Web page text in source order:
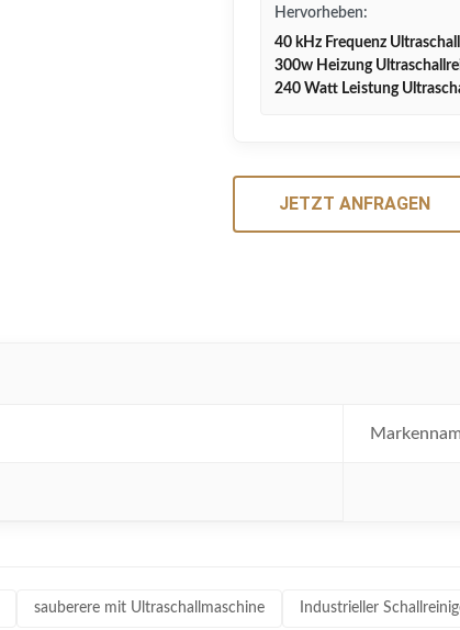
Hervorheben:
40 kHz Frequenz
300w Heizung
240 Watt Leistung
JETZT ANFRAGEN
sauberere mit Ultraschallmaschine Industrieller